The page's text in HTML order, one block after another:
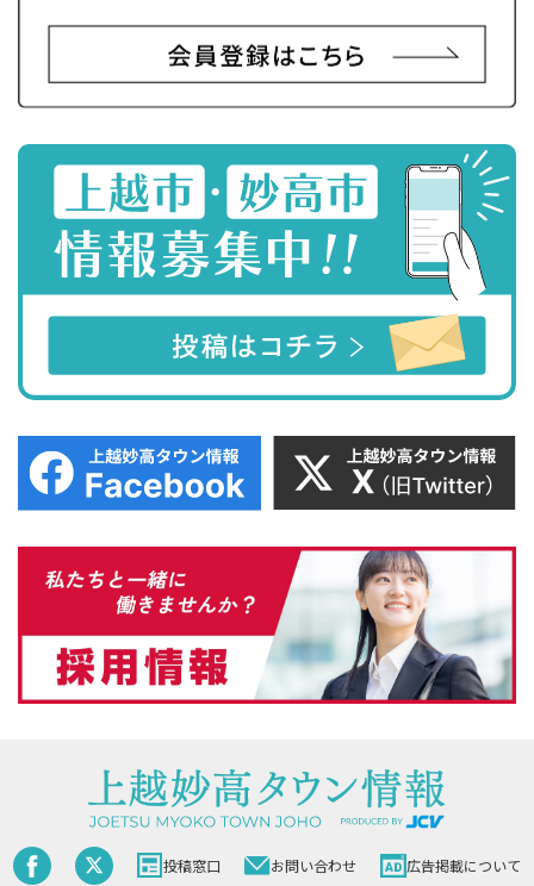
投稿窓口 お問い合わせ 広告掲載について